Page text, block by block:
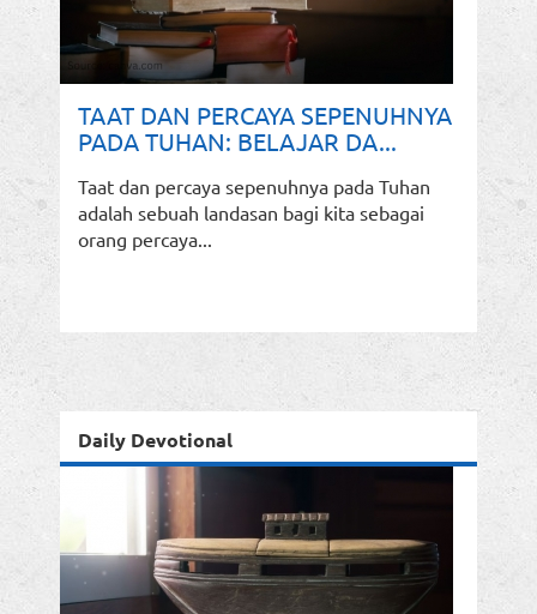
TAAT DAN PERCAYA SEPENUHNYA
PADA TUHAN: BELAJAR DA...
Taat dan percaya sepenuhnya pada Tuhan
adalah sebuah landasan bagi kita sebagai
orang percaya...
Daily Devotional